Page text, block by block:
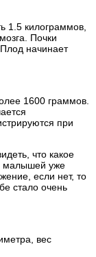
1.5 килограммов,
Почки
начинает
1600 граммов.
при
что какое
малышей уже
если нет, то
стало очень
вес